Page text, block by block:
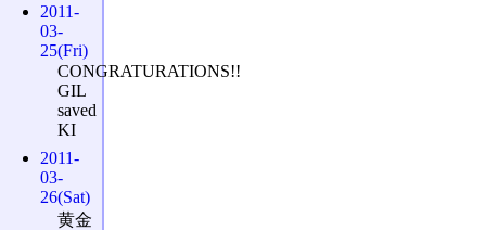
2011-
03-
25(Fri)
CONGRATURATIONS!!
GIL
saved
KI
2011-
03-
26(Sat)
黄金